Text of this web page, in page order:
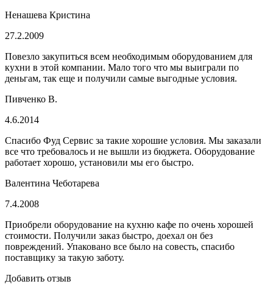
Ненашева Кристина
27.2.2009
Повезло закупиться всем необходимым оборудованием для
кухни в этой компании. Мало того что мы выиграли по
деньгам, так еще и получили самые выгодные условия.
Пивченко В.
4.6.2014
Спасибо Фуд Сервис за такие хорошие условия. Мы заказали
все что требовалось и не вышли из бюджета. Оборудование
работает хорошо, установили мы его быстро.
Валентина Чеботарева
7.4.2008
Приобрели оборудование на кухню кафе по очень хорошей
стоимости. Получили заказ быстро, доехал он без
повреждений. Упаковано все было на совесть, спасибо
поставщику за такую заботу.
Добавить отзыв